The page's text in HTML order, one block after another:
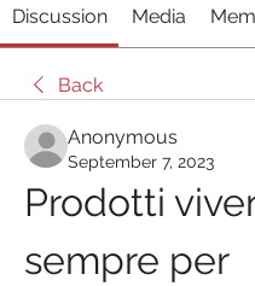
Discussion Media
Back
Anonymous
September 7, 2023
Prodotti
sempre per